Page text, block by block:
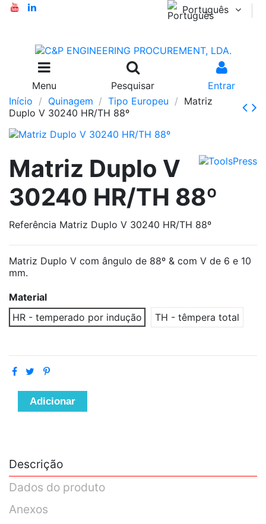
Português
Menu Pesquisar
Entrar
Início
Quinagem Tipo Europeu
Matriz
Duplo V 30240 HR/TH 88º
Matriz Duplo V
30240 HR/TH 88º
Referência Matriz Duplo V 30240 HR/TH 88º
Matriz Duplo V com ângulo de 88º & com V de 6 e 10
mm.
Material
HR - temperado por indução
TH - têmpera total
Adicionar
Descrição
Dados do produto
Anexos